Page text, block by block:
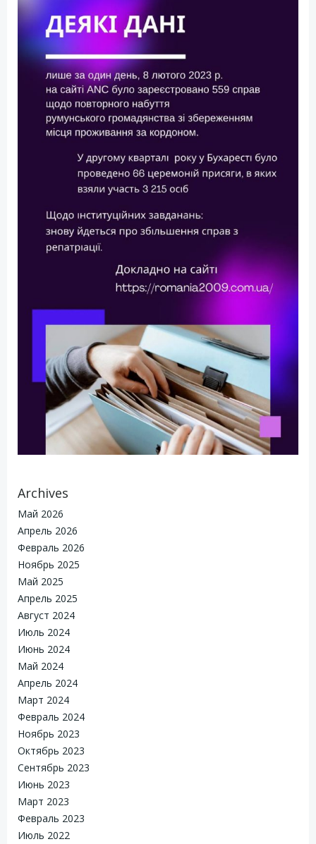
Archives
Май 2026
Апрель 2026
Февраль 2026
Ноябрь 2025
Май 2025
Апрель 2025
Август 2024
Июль 2024
Июнь 2024
Май 2024
Апрель 2024
Март 2024
Февраль 2024
Ноябрь 2023
Октябрь 2023
Сентябрь 2023
Июнь 2023
Март 2023
Февраль 2023
Июль 2022